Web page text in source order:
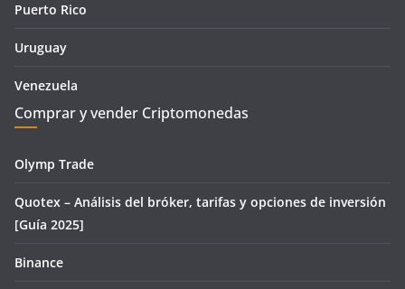
Puerto Rico
Uruguay
Venezuela
Comprar y vender Criptomonedas
Olymp Trade
Quotex – Análisis del bróker, tarifas y opciones de inversión
[Guía 2025]
Binance